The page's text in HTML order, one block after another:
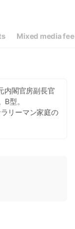
Mixed media
内閣官房副長官
型。
リーマン家庭の